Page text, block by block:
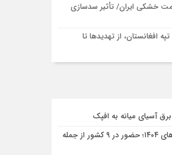
خشکی ایران/ تأثیر سدسازی
افغانستان، از تهدیدها تا
برنامه‌ریزی طالبان برای نمایشگاه‌های ۱۴۰۴؛ حضور در ۹ کشور از جمله